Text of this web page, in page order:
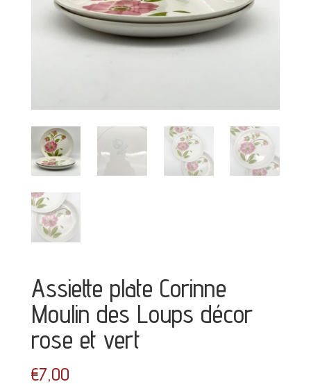
Assiette plate Corinne
Moulin des Loups décor
rose et vert
€7,00